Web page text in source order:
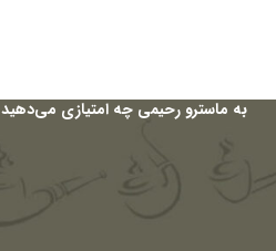
به ماسترو رحیمی چه امتیازی می‌دهید